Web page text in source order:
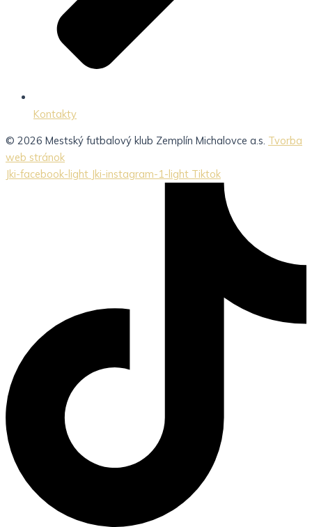
Kontakty
© 2026 Mestský futbalový klub Zemplín Michalovce a.s. Tvorba
web stránok
Jki-facebook-light Jki-instagram-1-light Tiktok